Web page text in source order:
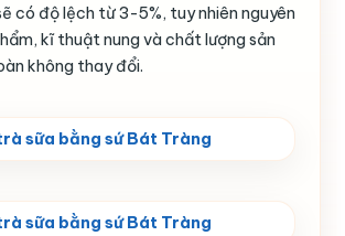
Chữ nhật đứng đáy vuông Quy chuẩn kỹ
có độ lệch từ 3-5%, tuy nhiên nguyên
kĩ thuật nung và chất lượng sản
không thay đổi.